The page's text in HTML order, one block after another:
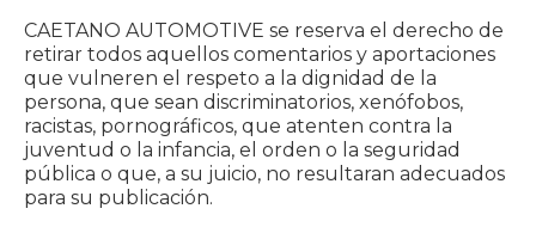
CAETANO AUTOMOTIVE se reserva el derecho de
retirar todos aquellos comentarios y aportaciones
que vulneren el respeto a la dignidad de la
persona, que sean discriminatorios, xenófobos,
racistas, pornográficos, que atenten contra la
juventud o la infancia, el orden o la seguridad
pública o que, a su juicio, no resultaran adecuados
para su publicación.